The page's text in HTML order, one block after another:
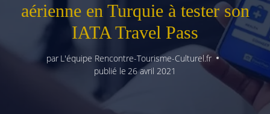
aérienne en Turquie à tester son
IATA Travel Pass
par L'équipe Rencontre-Tourisme-Culturel.fr
publié le 26 avril 2021